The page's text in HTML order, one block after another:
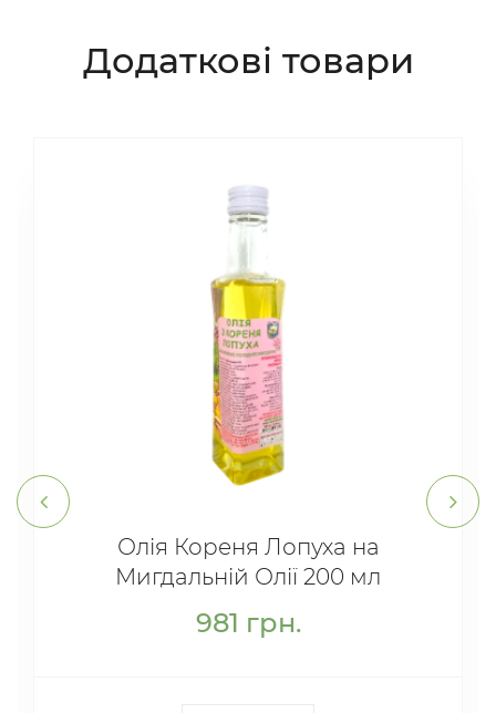
Додаткові товари
Олія Кореня Лопуха на
Мигдальній Олії 200 мл
981 грн.